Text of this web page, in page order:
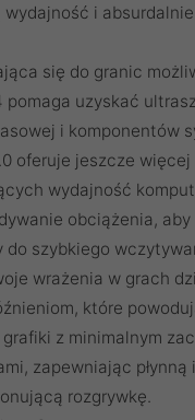
wydajność i
się do granic
pomaga uzyskać
i komponentów
oferuje jeszcze
wydajność
obciążenia,
do szybkiego
wrażenia w grach
które
grafiki z minimalnym
zapewniając płynną i
rozgrywkę.